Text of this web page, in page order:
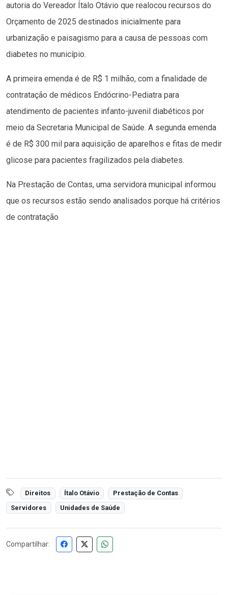
autoria do Vereador Ítalo Otávio que realocou recursos do
Orçamento de 2025 destinados inicialmente para
urbanização e paisagismo para a causa de pessoas com
diabetes no município.
A primeira emenda é de R$ 1 milhão, com a finalidade de
contratação de médicos Endócrino-Pediatra para
atendimento de pacientes infanto-juvenil diabéticos por
meio da Secretaria Municipal de Saúde. A segunda emenda
é de R$ 300 mil para aquisição de aparelhos e fitas de medir
glicose para pacientes fragilizados pela diabetes.
Na Prestação de Contas, uma servidora municipal informou
que os recursos estão sendo analisados porque há critérios
de contratação
Direitos Ítalo Otávio
Prestação de Contas
Servidores
Unidades de Saúde
Compartilhar: